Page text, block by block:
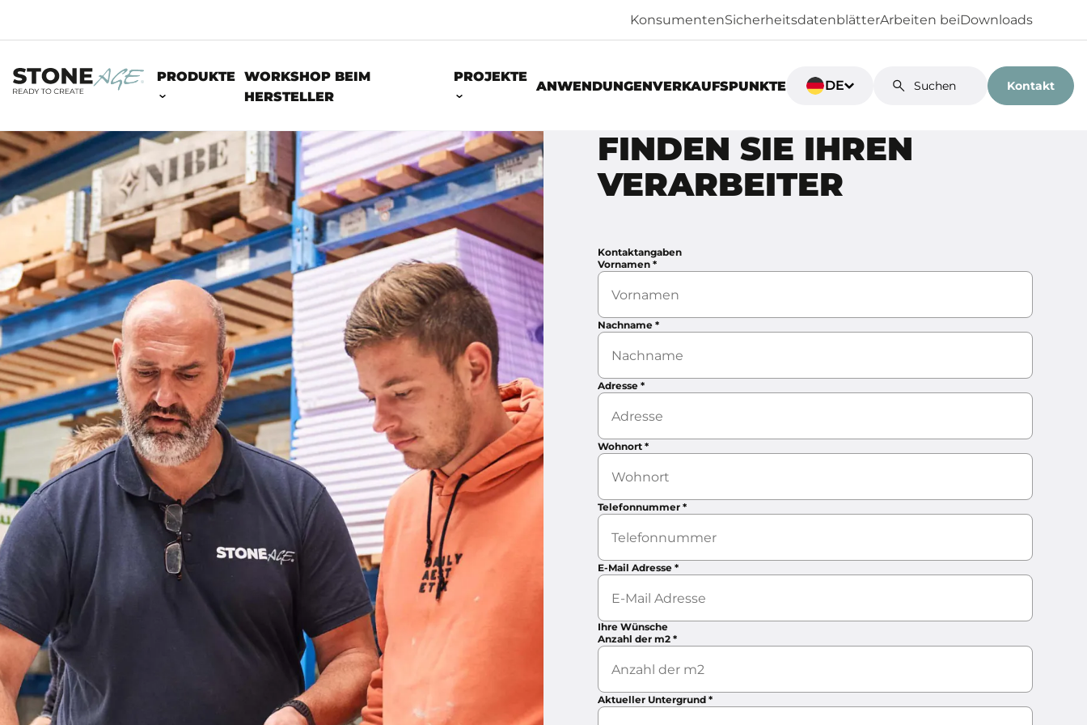
KonsumentenSicherheitsdatenblätterArbeiten beiDownloads
PRODUKTE WORKSHOP BEIM
HERSTELLER
PROJEKTE
ANWENDUNGENVERKAUFSPUNKTE DE Kontakt
FINDEN SIE IHREN
VERARBEITER
Kontaktangaben
Vornamen*
Nachname*
Adresse*
Wohnort*
Telefonnummer*
E-Mail Adresse*
Ihre Wünsche
Anzahl der m2*
Aktueller Untergrund*